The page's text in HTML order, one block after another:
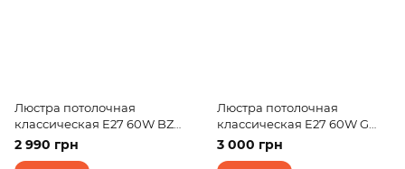
Люстра потолочная
классическая E27 60W BZ
(LK-595C/5)
2 990 грн
Люстра потолочная
классическая E27 60W G
(LK-273C/5)
3 000 грн